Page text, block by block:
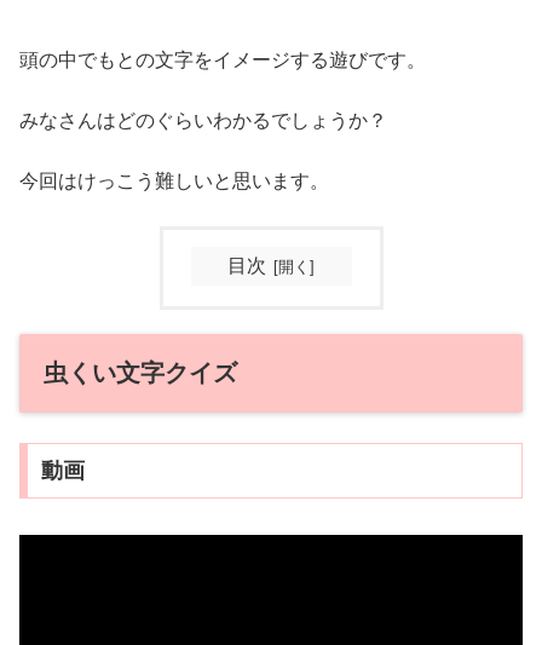
頭の中でもとの文字をイメージする遊びです。
みなさんはどのぐらいわかるでしょうか？
今回はけっこう難しいと思います。
目次
虫くい文字クイズ
動画